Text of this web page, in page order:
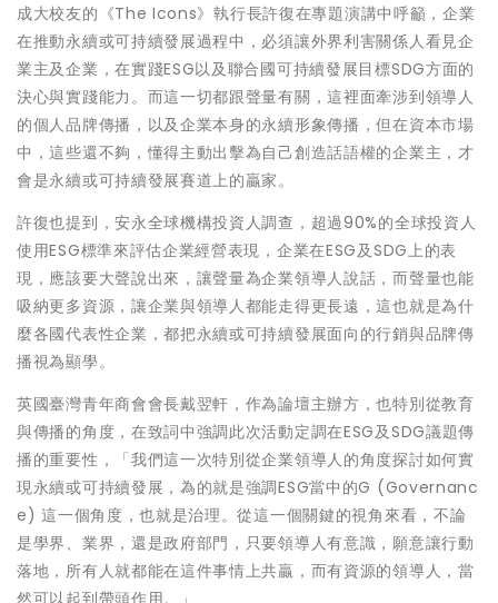
成大校友的《The Icons》執行長許復在專題演講中呼籲，企業
在推動永續或可持續發展過程中，必須讓外界利害關係人看見企
業主及企業，在實踐ESG以及聯合國可持續發展目標SDG方面的
決心與實踐能力。而這一切都跟聲量有關，這裡面牽涉到領導人
的個人品牌傳播，以及企業本身的永續形象傳播，但在資本市場
中，這些還不夠，懂得主動出擊為自己創造話語權的企業主，才
會是永續或可持續發展賽道上的贏家。
許復也提到，安永全球機構投資人調查，超過90%的全球投資人
使用ESG標準來評估企業經營表現，企業在ESG及SDG上的表
現，應該要大聲說出來，讓聲量為企業領導人說話，而聲量也能
吸納更多資源，讓企業與領導人都能走得更長遠，這也就是為什
麼各國代表性企業，都把永續或可持續發展面向的行銷與品牌傳
播視為顯學。
英國臺灣青年商會會長戴翌軒，作為論壇主辦方，也特別從教育
與傳播的角度，在致詞中強調此次活動定調在ESG及SDG議題傳
播的重要性，「我們這一次特別從企業領導人的角度探討如何實
現永續或可持續發展，為的就是強調ESG當中的G (Governanc
e) 這一個角度，也就是治理。從這一個關鍵的視角來看，不論
是學界、業界，還是政府部門，只要領導人有意識，願意讓行動
落地，所有人就都能在這件事情上共贏，而有資源的領導人，當
然可以起到帶頭作用。」